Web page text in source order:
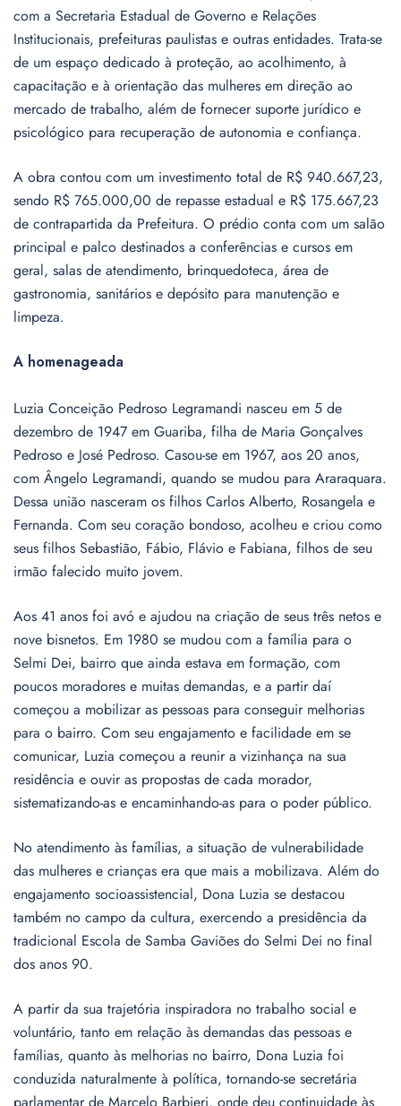
com a Secretaria Estadual de Governo e Relações
Institucionais, prefeituras paulistas e outras entidades. Trata-se
de um espaço dedicado à proteção, ao acolhimento, à
capacitação e à orientação das mulheres em direção ao
mercado de trabalho, além de fornecer suporte jurídico e
psicológico para recuperação de autonomia e confiança.
A obra contou com um investimento total de R$ 940.667,23,
sendo R$ 765.000,00 de repasse estadual e R$ 175.667,23
de contrapartida da Prefeitura. O prédio conta com um salão
principal e palco destinados a conferências e cursos em
geral, salas de atendimento, brinquedoteca, área de
gastronomia, sanitários e depósito para manutenção e
limpeza.
A homenageada
Luzia Conceição Pedroso Legramandi nasceu em 5 de
dezembro de 1947 em Guariba, filha de Maria Gonçalves
Pedroso e José Pedroso. Casou-se em 1967, aos 20 anos,
com Ângelo Legramandi, quando se mudou para Araraquara.
Dessa união nasceram os filhos Carlos Alberto, Rosangela e
Fernanda. Com seu coração bondoso, acolheu e criou como
seus filhos Sebastião, Fábio, Flávio e Fabiana, filhos de seu
irmão falecido muito jovem.
Aos 41 anos foi avó e ajudou na criação de seus três netos e
nove bisnetos. Em 1980 se mudou com a família para o
Selmi Dei, bairro que ainda estava em formação, com
poucos moradores e muitas demandas, e a partir daí
começou a mobilizar as pessoas para conseguir melhorias
para o bairro. Com seu engajamento e facilidade em se
comunicar, Luzia começou a reunir a vizinhança na sua
residência e ouvir as propostas de cada morador,
sistematizando-as e encaminhando-as para o poder público.
No atendimento às famílias, a situação de vulnerabilidade
das mulheres e crianças era que mais a mobilizava. Além do
engajamento socioassistencial, Dona Luzia se destacou
também no campo da cultura, exercendo a presidência da
tradicional Escola de Samba Gaviões do Selmi Dei no final
dos anos 90.
A partir da sua trajetória inspiradora no trabalho social e
voluntário, tanto em relação às demandas das pessoas e
famílias, quanto às melhorias no bairro, Dona Luzia foi
conduzida naturalmente à política, tornando-se secretária